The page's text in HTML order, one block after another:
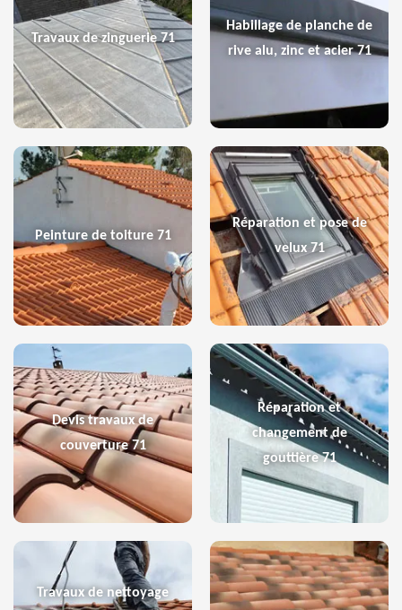
Travaux de zinguerie 71
Habillage de planche de
rive alu, zinc et acier 71
Peinture de toiture 71
Réparation et pose de
velux 71
Devis travaux de
couverture 71
Réparation et
changement de
gouttière 71
Travaux de nettoyage